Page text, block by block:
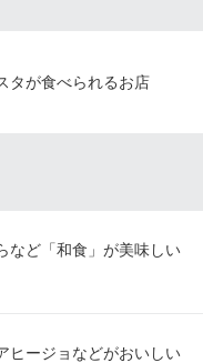
タが食べられるお店
など「和食」が美味しい
ヒージョなどがおいしい